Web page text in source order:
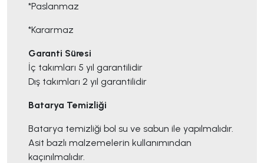
*Paslanmaz
*Kararmaz
Garanti Süresi
İç takımları 5 yıl garantilidir
Dış takımları 2 yıl garantilidir
Batarya Temizliği
Batarya temizliği bol su ve sabun ile yapılmalıdır.
Asit bazlı malzemelerin kullanımından
kaçınılmalıdır.